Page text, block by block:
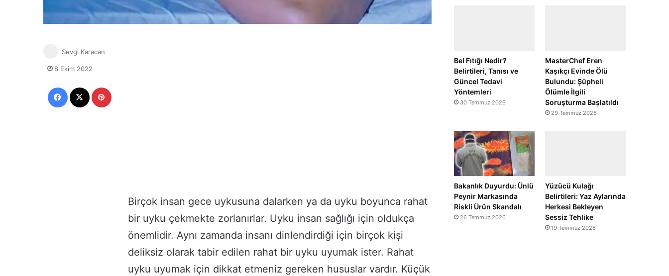
Birçok insan gece uykusuna dalarken ya da uyku boyunca rahat
bir uyku çekmekte zorlanırlar. Uyku insan sağlığı için oldukça
önemlidir. Aynı zamanda insanı dinlendirdiği için birçok kişi
deliksiz olarak tabir edilen rahat bir uyku uyumak ister. Rahat
uyku uyumak için dikkat etmeniz gereken hususlar vardır. Küçük
Sevgi Karacan
8 Ekim 2022
Bel Fıtığı Nedir?
Belirtileri, Tanısı ve
Güncel Tedavi
Yöntemleri
30 Temmuz 2026
MasterChef Eren
Kaşıkçı Evinde Ölü
Bulundu: Şüpheli
Ölümle İlgili
Soruşturma Başlatıldı
29 Temmuz 2026
Bakanlık Duyurdu: Ünlü
Peynir Markasında
Riskli Ürün Skandalı
26 Temmuz 2026
Yüzücü Kulağı
Belirtileri: Yaz Aylarında
Herkesi Bekleyen
Sessiz Tehlike
19 Temmuz 2026